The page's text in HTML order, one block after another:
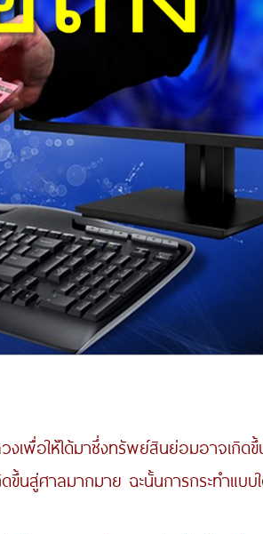
ให้ได้มาซึ่งทรัพย์สินย่อมอาจเกิดขึ้
นสู่ศาลมากมาย ฉะนั้นการกระทำแบบ